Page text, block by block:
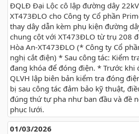
ĐQLĐ Đại Lộc cô lập đường dây
XT473ĐLO cho Công ty Cổ phần
thay dây dẫn kèm phụ kiện đường
chung cột với XT473ĐLO từ trụ 208
Hòa An-XT473ĐLO (* Công ty Cổ
nghị cắt điện) * Sau công tác: Kiểm
đang khóa để đóng điện. * Trước khi
QLVH lập biên bản kiểm tra đóng
bị sau công tác đảm bảo kỹ thuật,
đúng thứ tự pha như ban đầu và đề
phục lưới.
01/03/2026